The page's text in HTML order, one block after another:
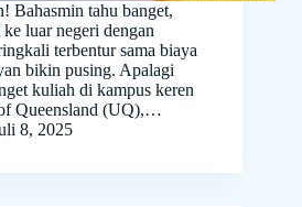
Bahasmin tahu banget,
luar negeri dengan
terbentur sama biaya
bikin pusing. Apalagi
kuliah di kampus keren
Queensland (UQ),…
8, 2025